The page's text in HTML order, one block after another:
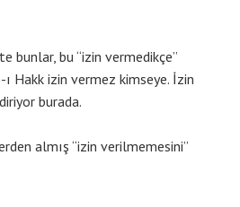
bunlar, bu “izin vermedikçe”
ı Hakk izin vermez kimseye. İzin
burada.
almış “izin verilmemesini”